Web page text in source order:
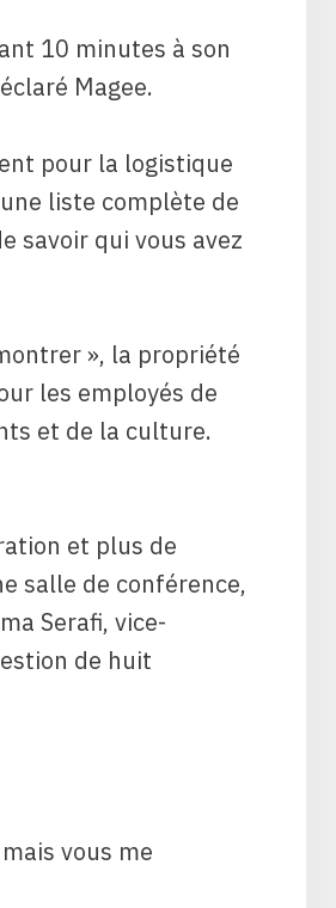
10 minutes à son
Magee.
pour la logistique
liste complète de
savoir qui vous avez
», la propriété
les employés de
et de la culture.
et plus de
salle de conférence,
Serafi, vice-
de huit
vous me